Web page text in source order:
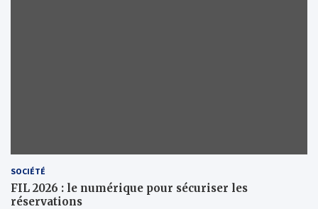
SOCIÉTÉ
FIL 2026 : le numérique pour sécuriser les
réservations